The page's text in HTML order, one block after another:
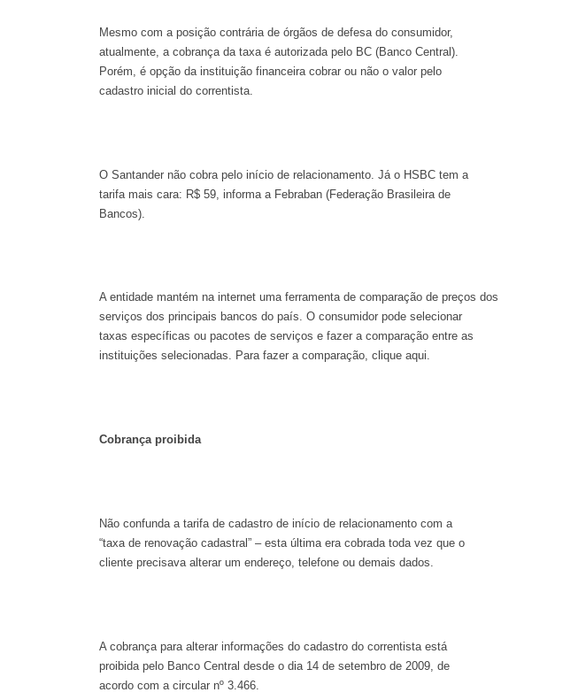
Mesmo com a posição contrária de órgãos de defesa do consumidor,
atualmente, a cobrança da taxa é autorizada pelo BC (Banco Central).
Porém, é opção da instituição financeira cobrar ou não o valor pelo
cadastro inicial do correntista.
O Santander não cobra pelo início de relacionamento. Já o HSBC tem a
tarifa mais cara: R$ 59, informa a Febraban (Federação Brasileira de
Bancos).
A entidade mantém na internet uma ferramenta de comparação de preços dos
serviços dos principais bancos do país. O consumidor pode selecionar
taxas específicas ou pacotes de serviços e fazer a comparação entre as
instituições selecionadas. Para fazer a comparação, clique aqui.
Cobrança proibida
Não confunda a tarifa de cadastro de início de relacionamento com a
“taxa de renovação cadastral” – esta última era cobrada toda vez que o
cliente precisava alterar um endereço, telefone ou demais dados.
A cobrança para alterar informações do cadastro do correntista está
proibida pelo Banco Central desde o dia 14 de setembro de 2009, de
acordo com a circular nº 3.466.